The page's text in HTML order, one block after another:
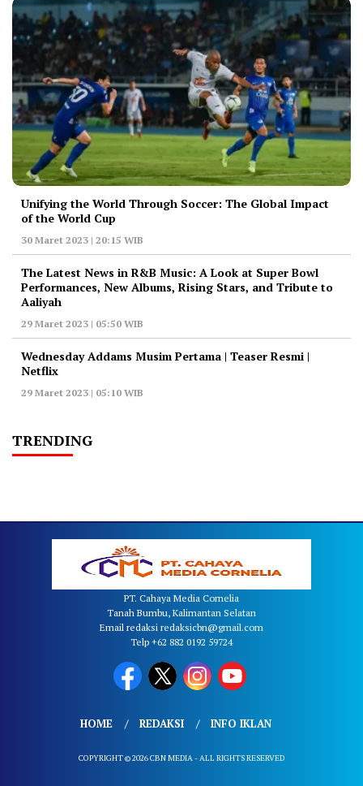
Unifying the World Through Soccer: The Global Impact
of the World Cup
30 Maret 2023 | 20:15 WIB
The Latest News in R&B Music: A Look at Super Bowl
Performances, New Albums, Rising Stars, and Tribute to
Aaliyah
29 Maret 2023 | 05:50 WIB
Wednesday Addams Musim Pertama | Teaser Resmi |
Netflix
29 Maret 2023 | 05:10 WIB
TRENDING
PT. Cahaya Media Cornelia
Tanah Bumbu, Kalimantan Selatan
Email redaksi redaksicbn@gmail.com
Telp +62 882 0192 59724
HOME REDAKSI INFO IKLAN
COPYRIGHT © 2026 CBN MEDIA - ALL RIGHTS RESERVED